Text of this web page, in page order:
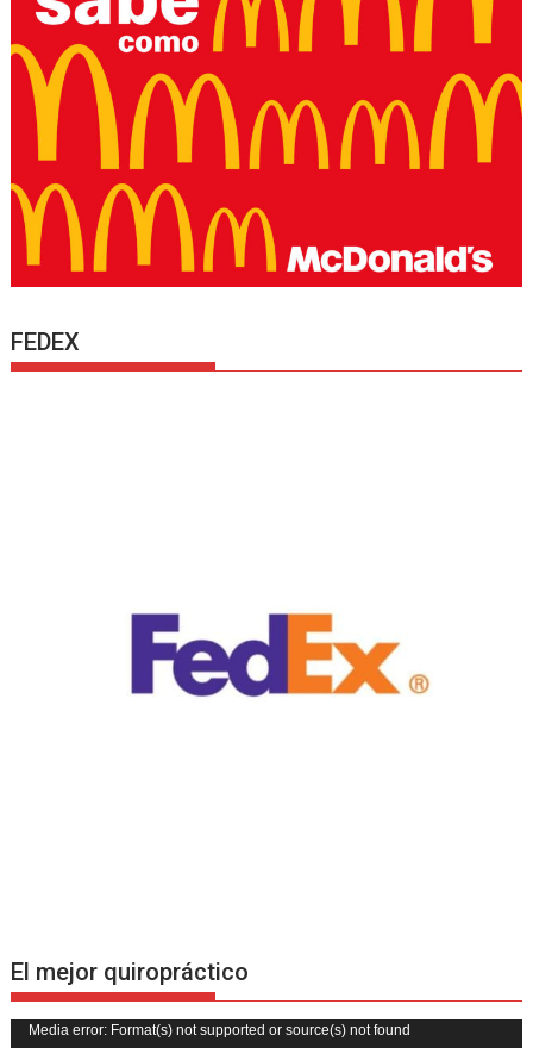
FEDEX
El mejor quiropráctico
Reproductor
Media error: Format(s) not supported or source(s) not found